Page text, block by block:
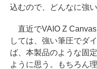
込むので、どんなに強
直近でVAIO Z
しては、強い筆圧でダ
ば、本製品のような固
ように思う。もちろん